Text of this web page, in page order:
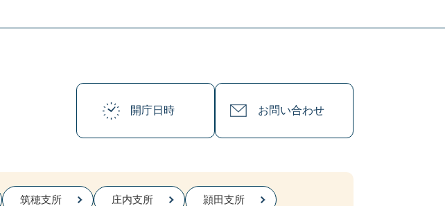
開庁日時 お問い合わせ
筑穂支所 庄内支所 頴田支所